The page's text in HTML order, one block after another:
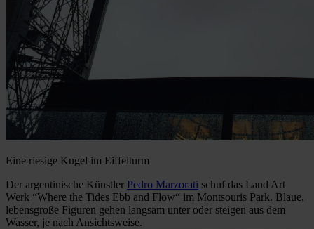
Eine riesige Kugel im Eiffelturm
Der argentinische Künstler Pedro Marzorati schuf das Land Art
Werk “Where the Tides Ebb and Flow“ im Montsouris Park. Blaue,
lebensgroße Figuren gehen langsam unter oder steigen aus dem
Wasser, je nach Ansichtsweise.